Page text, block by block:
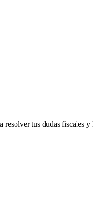
resolver tus dudas fiscales y